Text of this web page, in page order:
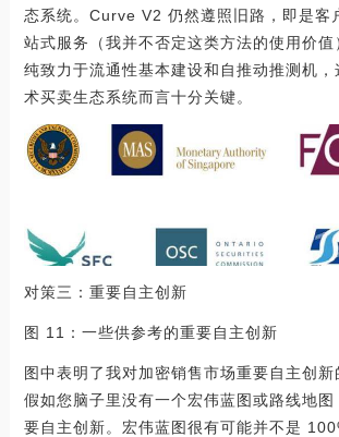
态系统。Curve V2 仍然遵照旧路，即是客
站式服务（我并不否定这类方法的使用价
纯致力于流通性基本建设和自推动推测机
术买卖生态系统而言十分关键。
对策三：重要自主创新
图 11：一些供参考的重要自主创新
图中表明了我对加密销售市场重要自主创新
假如您脑子里没有一个宏伟蓝图或路线地
要自主创新。宏伟蓝图很有可能并不是